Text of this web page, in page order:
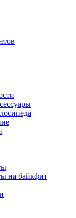
на байкфит